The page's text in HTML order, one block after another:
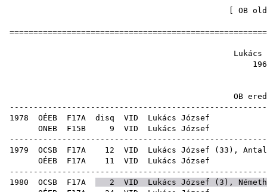
OB
OB
1978 OÉEB F17A disq VID
ONEB F15B 9 VID
1979 OCSB F17A 12 VID Lukács József ( 33 ),
OÉEB F17A 11 VID
1980 OCSB F17A 2 VID Lukács József ( 3 ),